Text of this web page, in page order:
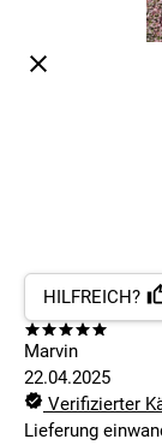
HILFREICH?
Marvin
22.04.2025
Verifizierter
Lieferung